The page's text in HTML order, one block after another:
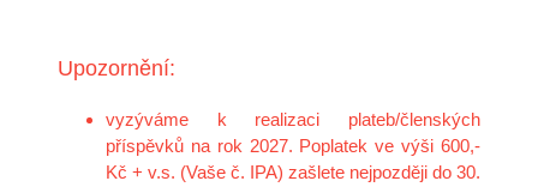
Upozornění:
vyzýváme k realizaci plateb/členských
příspěvků na rok 2027. Poplatek ve výši 600,-
Kč + v.s. (Vaše č. IPA) zašlete nejpozději do 30.